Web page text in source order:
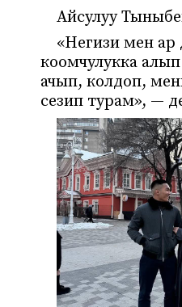
Айсулуу
«Негизи мен
коомчулукка
ачып, колдоп,
сезип турам», —